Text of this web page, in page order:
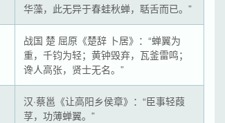
华藻，此无异于春蛙秋蝉，聒舌而已。”
战国 楚 屈原《楚辞 卜居》：“蝉翼为
重，千钧为轻；黄钟毁弃，瓦釜雷鸣；
谗人高张，贤士无名。”
汉·蔡邕《让高阳乡侯章》：“臣事轻葭
莩，功薄蝉翼。”